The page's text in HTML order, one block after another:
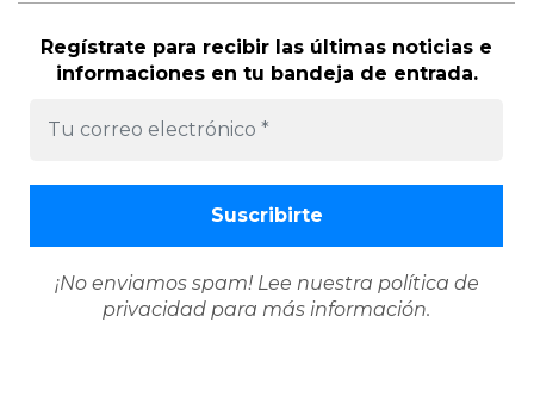
Regístrate para recibir las últimas noticias e
informaciones en tu bandeja de entrada.
¡No enviamos spam! Lee nuestra política de
privacidad para más información.